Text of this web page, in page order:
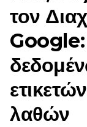
τον
λαθών